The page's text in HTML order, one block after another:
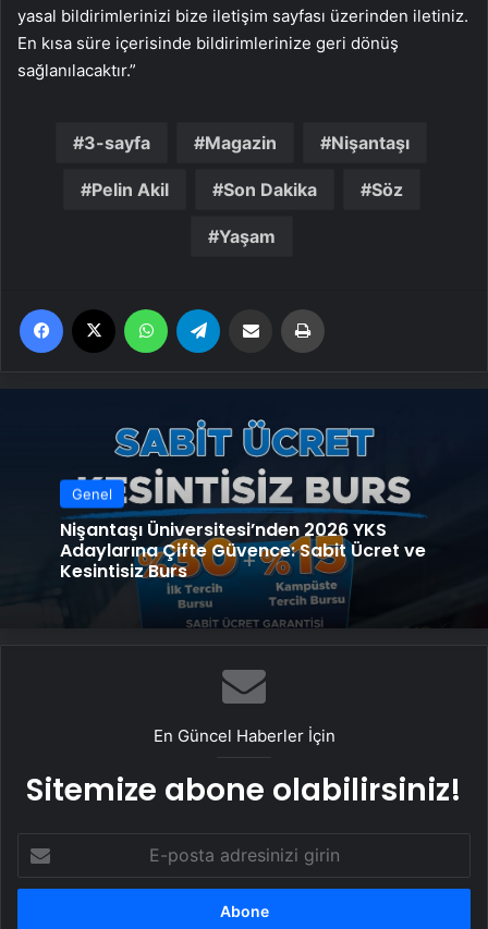
yasal bildirimlerinizi bize iletişim sayfası üzerinden iletiniz.
En kısa süre içerisinde bildirimlerinize geri dönüş
sağlanılacaktır.”
3-sayfa Magazin Nişantaşı
Pelin Akil Son Dakika Söz
Yaşam
Facebook WhatsApp Email'den paylaş
Genel
Nişantaşı Üniversitesi’nden 2026 YKS
Adaylarına Çifte Güvence: Sabit Ücret ve
Kesintisiz Burs
En Güncel Haberler İçin
Sitemize abone olabilirsiniz!
posta
adresinizi